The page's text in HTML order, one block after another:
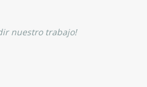
nuestro trabajo!